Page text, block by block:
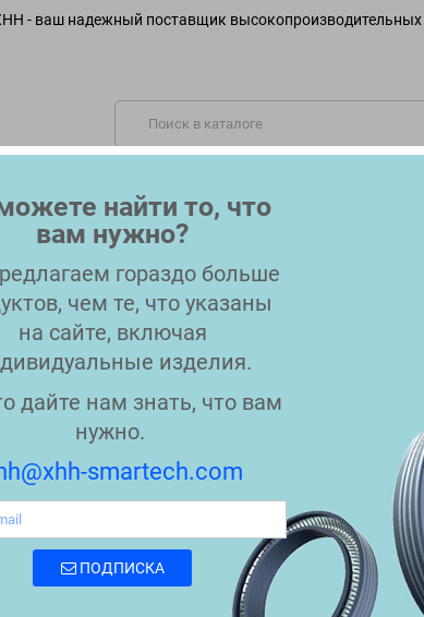
- ваш надежный поставщик высокопроизводительных
ОБСЛУЖИВАЕМЫЕ ОТРАСЛИ
Seal
COMPOUNDS
Сортировать по:
найти то, что
вам нужно?
гораздо больше
чем те, что указаны
на сайте, включая
изделия.
дайте нам знать, что вам
нужно.
smartech.com
ПОДПИСКА